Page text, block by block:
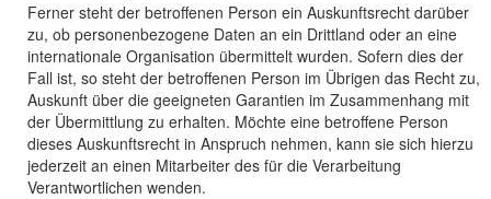
Ferner steht der betroffenen Person ein Auskunftsrecht darüber
zu, ob personenbezogene Daten an ein Drittland oder an eine
internationale Organisation übermittelt wurden. Sofern dies der
Fall ist, so steht der betroffenen Person im Übrigen das Recht zu,
Auskunft über die geeigneten Garantien im Zusammenhang mit
der Übermittlung zu erhalten. Möchte eine betroffene Person
dieses Auskunftsrecht in Anspruch nehmen, kann sie sich hierzu
jederzeit an einen Mitarbeiter des für die Verarbeitung
Verantwortlichen wenden.